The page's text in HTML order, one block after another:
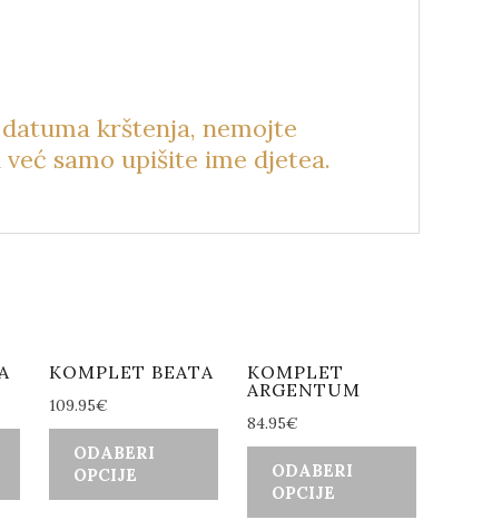
krštenja, nemojte
samo upišite ime djetea.
KOMPLET BEATA
109.95€
ODABERI
OPCIJE
KOMPLET
ARGENTUM
84.95€
ODABERI
OPCIJE